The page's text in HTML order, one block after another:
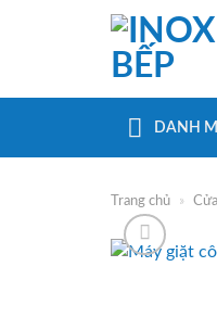
DANH
Trang chủ »